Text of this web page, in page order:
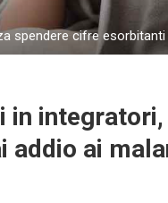
spendere cifre
in
ai